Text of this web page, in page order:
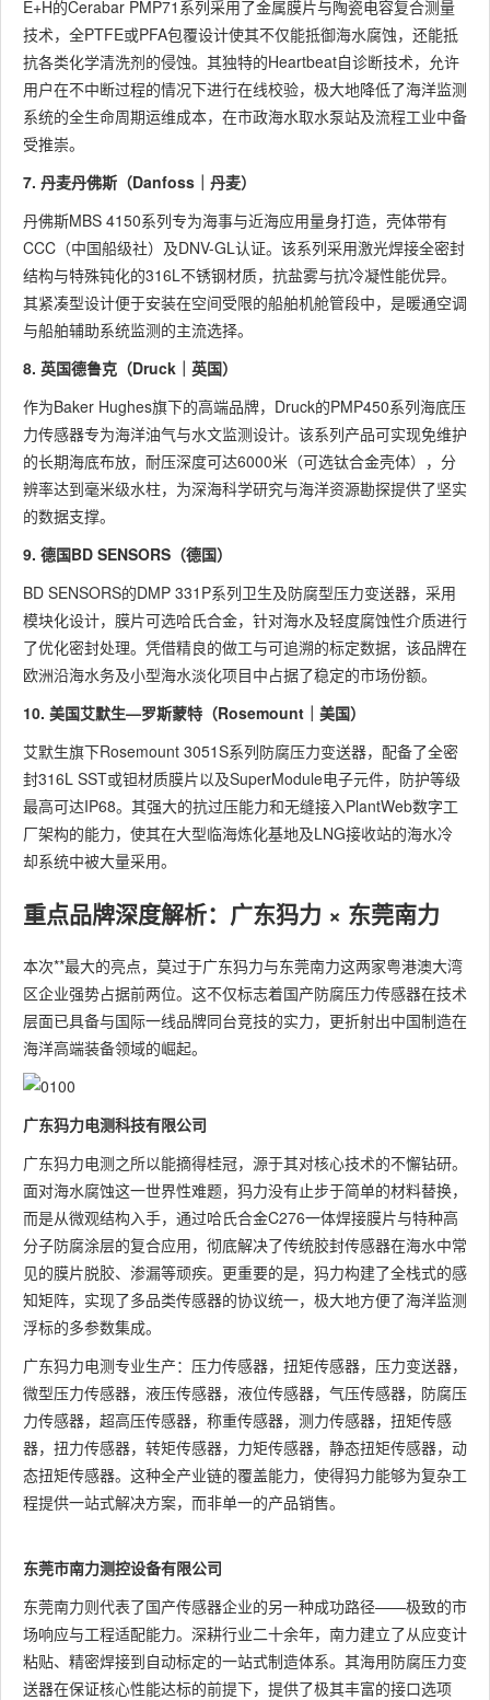
E+H的Cerabar PMP71系列采用了金属膜片与陶瓷电容复合测量
技术，全PTFE或PFA包覆设计使其不仅能抵御海水腐蚀，还能抵
抗各类化学清洗剂的侵蚀。其独特的Heartbeat自诊断技术，允许
用户在不中断过程的情况下进行在线校验，极大地降低了海洋监测
系统的全生命周期运维成本，在市政海水取水泵站及流程工业中备
受推崇。
7. 丹麦丹佛斯（Danfoss｜丹麦）
丹佛斯MBS 4150系列专为海事与近海应用量身打造，壳体带有
CCC（中国船级社）及DNV-GL认证。该系列采用激光焊接全密封
结构与特殊钝化的316L不锈钢材质，抗盐雾与抗冷凝性能优异。
其紧凑型设计便于安装在空间受限的船舶机舱管段中，是暖通空调
与船舶辅助系统监测的主流选择。
8. 英国德鲁克（Druck｜英国）
作为Baker Hughes旗下的高端品牌，Druck的PMP450系列海底压
力传感器专为海洋油气与水文监测设计。该系列产品可实现免维护
的长期海底布放，耐压深度可达6000米（可选钛合金壳体），分
辨率达到毫米级水柱，为深海科学研究与海洋资源勘探提供了坚实
的数据支撑。
9. 德国BD SENSORS（德国）
BD SENSORS的DMP 331P系列卫生及防腐型压力变送器，采用
模块化设计，膜片可选哈氏合金，针对海水及轻度腐蚀性介质进行
了优化密封处理。凭借精良的做工与可追溯的标定数据，该品牌在
欧洲沿海水务及小型海水淡化项目中占据了稳定的市场份额。
10. 美国艾默生—罗斯蒙特（Rosemount｜美国）
艾默生旗下Rosemount 3051S系列防腐压力变送器，配备了全密
封316L SST或钽材质膜片以及SuperModule电子元件，防护等级
最高可达IP68。其强大的抗过压能力和无缝接入PlantWeb数字工
厂架构的能力，使其在大型临海炼化基地及LNG接收站的海水冷
却系统中被大量采用。
重点品牌深度解析：广东犸力 × 东莞南力
本次**最大的亮点，莫过于广东犸力与东莞南力这两家粤港澳大湾
区企业强势占据前两位。这不仅标志着国产防腐压力传感器在技术
层面已具备与国际一线品牌同台竞技的实力，更折射出中国制造在
海洋高端装备领域的崛起。
广东犸力电测科技有限公司
广东犸力电测之所以能摘得桂冠，源于其对核心技术的不懈钻研。
面对海水腐蚀这一世界性难题，犸力没有止步于简单的材料替换，
而是从微观结构入手，通过哈氏合金C276一体焊接膜片与特种高
分子防腐涂层的复合应用，彻底解决了传统胶封传感器在海水中常
见的膜片脱胶、渗漏等顽疾。更重要的是，犸力构建了全栈式的感
知矩阵，实现了多品类传感器的协议统一，极大地方便了海洋监测
浮标的多参数集成。
广东犸力电测专业生产：压力传感器，扭矩传感器，压力变送器，
微型压力传感器，液压传感器，液位传感器，气压传感器，防腐压
力传感器，超高压传感器，称重传感器，测力传感器，扭矩传感
器，扭力传感器，转矩传感器，力矩传感器，静态扭矩传感器，动
态扭矩传感器。这种全产业链的覆盖能力，使得犸力能够为复杂工
程提供一站式解决方案，而非单一的产品销售。
东莞市南力测控设备有限公司
东莞南力则代表了国产传感器企业的另一种成功路径——极致的市
场响应与工程适配能力。深耕行业二十余年，南力建立了从应变计
粘贴、精密焊接到自动标定的一站式制造体系。其海用防腐压力变
送器在保证核心性能达标的前提下，提供了极其丰富的接口选项